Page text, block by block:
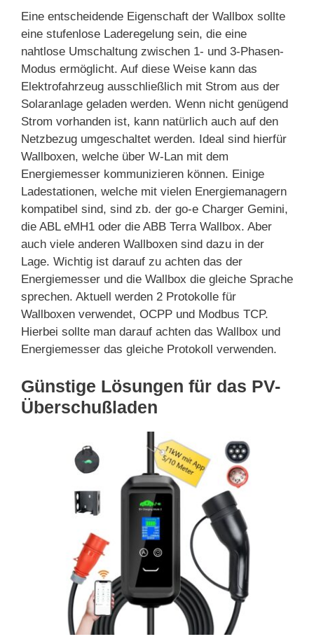
Eine entscheidende Eigenschaft der Wallbox sollte
eine stufenlose Laderegelung sein, die eine
nahtlose Umschaltung zwischen 1- und 3-Phasen-
Modus ermöglicht. Auf diese Weise kann das
Elektrofahrzeug ausschließlich mit Strom aus der
Solaranlage geladen werden. Wenn nicht genügend
Strom vorhanden ist, kann natürlich auch auf den
Netzbezug umgeschaltet werden. Ideal sind hierfür
Wallboxen, welche über W-Lan mit dem
Energiemesser kommunizieren können. Einige
Ladestationen, welche mit vielen Energiemanagern
kompatibel sind, sind zb. der go-e Charger Gemini,
die ABL eMH1 oder die ABB Terra Wallbox. Aber
auch viele anderen Wallboxen sind dazu in der
Lage. Wichtig ist darauf zu achten das der
Energiemesser und die Wallbox die gleiche Sprache
sprechen. Aktuell werden 2 Protokolle für
Wallboxen verwendet, OCPP und Modbus TCP.
Hierbei sollte man darauf achten das Wallbox und
Energiemesser das gleiche Protokoll verwenden.
Günstige Lösungen für das PV-
Überschußladen